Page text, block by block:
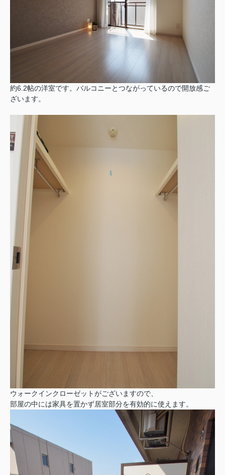
約6.2帖の洋室です。バルコニーとつながっているので開放感ご
ざいます。
ウォークインクローゼットがございますので、
部屋の中には家具を置かず居室部分を有効的に使えます。